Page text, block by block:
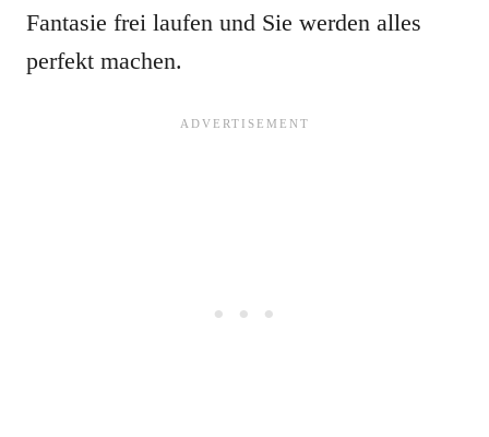
Fantasie frei laufen und Sie werden alles
perfekt machen.